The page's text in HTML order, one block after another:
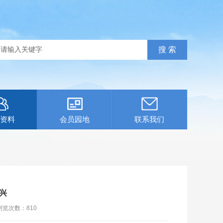
料 会员园地 联系我们
览次数： 810